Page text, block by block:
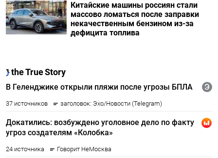
Китайские машины россиян стали
массово ломаться после заправки
некачественным бензином из-за
дефицита топлива